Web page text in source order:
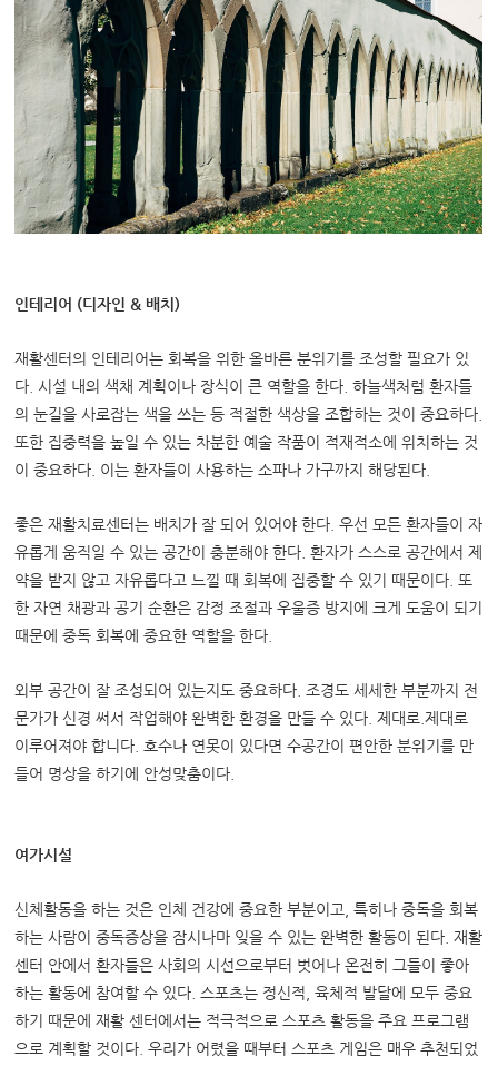
인테리어 (디자인 & 배치)
재활센터의 인테리어는 회복을 위한 올바른 분위기를 조성할 필요가 있
다. 시설 내의 색채 계획이나 장식이 큰 역할을 한다. 하늘색처럼 환자들
의 눈길을 사로잡는 색을 쓰는 등 적절한 색상을 조합하는 것이 중요하다.
또한 집중력을 높일 수 있는 차분한 예술 작품이 적재적소에 위치하는 것
이 중요하다. 이는 환자들이 사용하는 소파나 가구까지 해당된다.
좋은 재활치료센터는 배치가 잘 되어 있어야 한다. 우선 모든 환자들이 자
유롭게 움직일 수 있는 공간이 충분해야 한다. 환자가 스스로 공간에서 제
약을 받지 않고 자유롭다고 느낄 때 회복에 집중할 수 있기 때문이다. 또
한 자연 채광과 공기 순환은 감정 조절과 우울증 방지에 크게 도움이 되기
때문에 중독 회복에 중요한 역할을 한다.
외부 공간이 잘 조성되어 있는지도 중요하다. 조경도 세세한 부분까지 전
문가가 신경 써서 작업해야 완벽한 환경을 만들 수 있다. 제대로.제대로
이루어져야 합니다. 호수나 연못이 있다면 수공간이 편안한 분위기를 만
들어 명상을 하기에 안성맞춤이다.
여가시설
신체활동을 하는 것은 인체 건강에 중요한 부분이고, 특히나 중독을 회복
하는 사람이 중독증상을 잠시나마 잊을 수 있는 완벽한 활동이 된다. 재활
센터 안에서 환자들은 사회의 시선으로부터 벗어나 온전히 그들이 좋아
하는 활동에 참여할 수 있다. 스포츠는 정신적, 육체적 발달에 모두 중요
하기 때문에 재활 센터에서는 적극적으로 스포츠 활동을 주요 프로그램
으로 계획할 것이다. 우리가 어렸을 때부터 스포츠 게임은 매우 추천되었